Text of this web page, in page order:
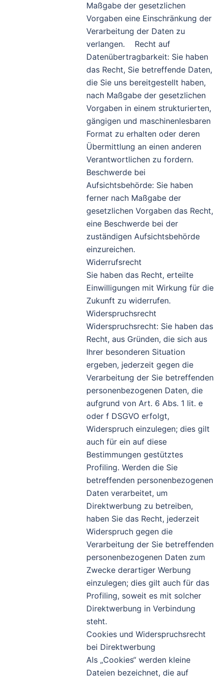
Maßgabe der gesetzlichen
Vorgaben eine Einschränkung der
Verarbeitung der Daten zu
verlangen. Recht auf
Datenübertragbarkeit: Sie haben
das Recht, Sie betreffende Daten,
die Sie uns bereitgestellt haben,
nach Maßgabe der gesetzlichen
Vorgaben in einem strukturierten,
gängigen und maschinenlesbaren
Format zu erhalten oder deren
Übermittlung an einen anderen
Verantwortlichen zu fordern.
Beschwerde bei
Aufsichtsbehörde: Sie haben
ferner nach Maßgabe der
gesetzlichen Vorgaben das Recht,
eine Beschwerde bei der
zuständigen Aufsichtsbehörde
einzureichen.
Widerrufsrecht
Sie haben das Recht, erteilte
Einwilligungen mit Wirkung für die
Zukunft zu widerrufen.
Widerspruchsrecht
Widerspruchsrecht: Sie haben das
Recht, aus Gründen, die sich aus
Ihrer besonderen Situation
ergeben, jederzeit gegen die
Verarbeitung der Sie betreffenden
personenbezogenen Daten, die
aufgrund von Art. 6 Abs. 1 lit. e
oder f DSGVO erfolgt,
Widerspruch einzulegen; dies gilt
auch für ein auf diese
Bestimmungen gestütztes
Profiling. Werden die Sie
betreffenden personenbezogenen
Daten verarbeitet, um
Direktwerbung zu betreiben,
haben Sie das Recht, jederzeit
Widerspruch gegen die
Verarbeitung der Sie betreffenden
personenbezogenen Daten zum
Zwecke derartiger Werbung
einzulegen; dies gilt auch für das
Profiling, soweit es mit solcher
Direktwerbung in Verbindung
steht.
Cookies und Widerspruchsrecht
bei Direktwerbung
Als „Cookies“ werden kleine
Dateien bezeichnet, die auf